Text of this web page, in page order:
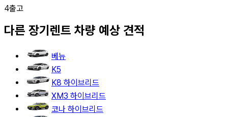
4출고
다른 장기렌트 차량 예상 견적
베뉴
K5
K8 하이브리드
XM3 하이브리드
코나 하이브리드